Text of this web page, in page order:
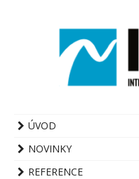
ÚVOD
NOVINKY
REFERENCE